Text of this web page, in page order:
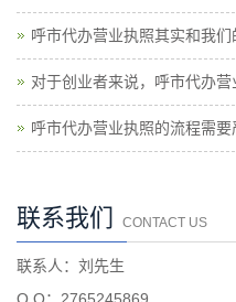
呼市代办营业执照其实和我
对于创业者来说，呼市代办
呼市代办营业执照的流程需
联系我们 CONTACT US
联系人：刘先生